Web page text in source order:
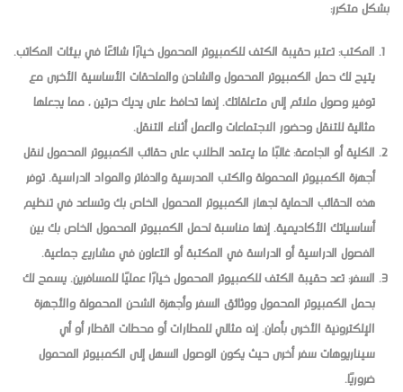
بشكل متكرر:
المكتب: تعتبر حقيبة الكتف للكمبيوتر المحمول خيارًا شائعًا في بيئات المكاتب.
يتيح لك حمل الكمبيوتر المحمول والشاحن والملحقات الأساسية الأخرى مع
توفير وصول ملائم إلى متعلقاتك. إنها تحافظ على يديك حرتين ، مما يجعلها
مثالية للتنقل وحضور الاجتماعات والعمل أثناء التنقل.
الكلية أو الجامعة: غالبًا ما يعتمد الطلاب على حقائب الكمبيوتر المحمول لنقل
أجهزة الكمبيوتر المحمولة والكتب المدرسية والدفاتر والمواد الدراسية. توفر
هذه الحقائب الحماية لجهاز الكمبيوتر المحمول الخاص بك وتساعد في تنظيم
أساسياتك الأكاديمية. إنها مناسبة لحمل الكمبيوتر المحمول الخاص بك بين
الفصول الدراسية أو الدراسة في المكتبة أو التعاون في مشاريع جماعية.
السفر: تعد حقيبة الكتف للكمبيوتر المحمول خيارًا عمليًا للمسافرين. يسمح لك
بحمل الكمبيوتر المحمول ووثائق السفر وأجهزة الشحن المحمولة والأجهزة
الإلكترونية الأخرى بأمان. إنه مثالي للمطارات أو محطات القطار أو أي
سيناريوهات سفر أخرى حيث يكون الوصول السهل إلى الكمبيوتر المحمول
ضروريًا.